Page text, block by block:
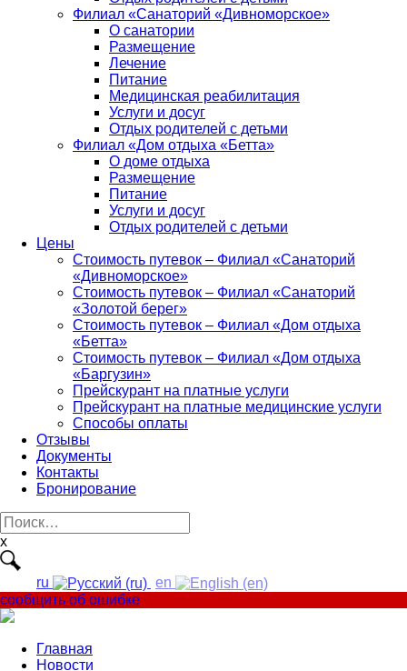
Филиал «Санаторий «Дивноморское»
О санатории
Размещение
Лечение
Питание
Медицинская реабилитация
Услуги и досуг
Отдых родителей с детьми
Филиал «Дом отдыха «Бетта»
О доме отдыха
Размещение
Питание
Услуги и досуг
Отдых родителей с детьми
Цены
Стоимость путевок – Филиал «Санаторий
«Дивноморское»
Стоимость путевок – Филиал «Санаторий
«Золотой берег»
Стоимость путевок – Филиал «Дом отдыха
«Бетта»
Стоимость путевок – Филиал «Дом отдыха
«Баргузин»
Прейскурант на платные услуги
Прейскурант на платные медицинские услуги
Способы оплаты
Отзывы
Документы
Контакты
Бронирование
Найти:
x
ru
en
сообщить об ошибке
Главная
Новости